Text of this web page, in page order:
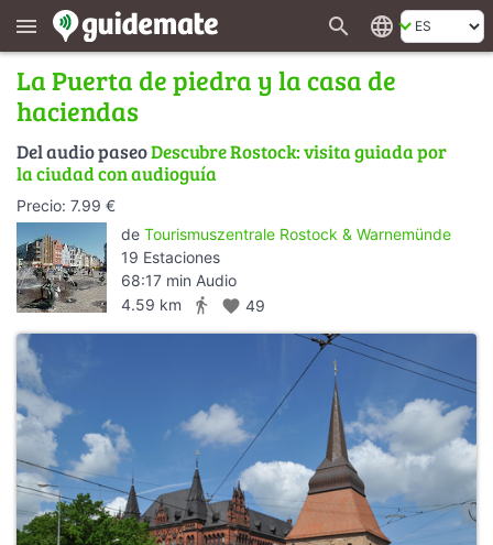
menu search language
La Puerta de piedra y la casa de
haciendas
Del audio paseoDescubre Rostock: visita guiada por
la ciudad con audioguía
Precio: 7.99 €
de Tourismuszentrale Rostock & Warnemünde
19 Estaciones
68:17 min Audio
4.59 km
directions_walk favorite 49